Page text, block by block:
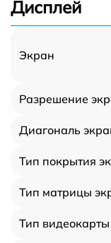
Дисплей
Экран
Разрешение
Диагональ
Тип покрытия
Тип матрицы
Тип видеокарты